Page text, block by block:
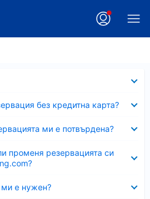
без кредитна карта?
ми е потвърдена?
променя резервацията си
ми е нужен?